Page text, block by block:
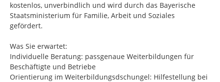
kostenlos, unverbindlich und wird durch das Bayerische
Staatsministerium für Familie, Arbeit und Soziales
gefördert.
Was Sie erwartet:
Individuelle Beratung: passgenaue Weiterbildungen für
Beschäftigte und Betriebe
Orientierung im Weiterbildungsdschungel: Hilfestellung bei